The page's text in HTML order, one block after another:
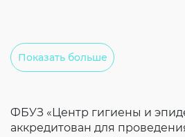
Показать больше
ФБУЗ «Центр гигиены и
аккредитован для